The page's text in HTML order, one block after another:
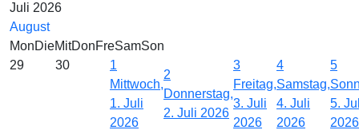
Juli 2026
August
MonDieMitDonFreSamSon
29
30
1
Mittwoch,
1. Juli
2026
2
Donnerstag,
2. Juli 2026
3
Freitag,
3. Juli
2026
4
Samstag,
4. Juli
2026
5
5.
2026